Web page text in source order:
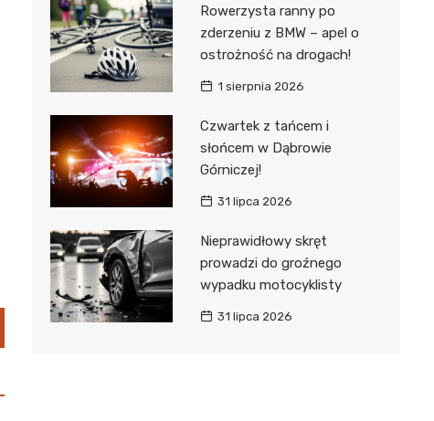
Rowerzysta ranny po
zderzeniu z BMW – apel o
ostrożność na drogach!
1 sierpnia 2026
Czwartek z tańcem i
słońcem w Dąbrowie
Górniczej!
31 lipca 2026
Nieprawidłowy skręt
prowadzi do groźnego
wypadku motocyklisty
31 lipca 2026